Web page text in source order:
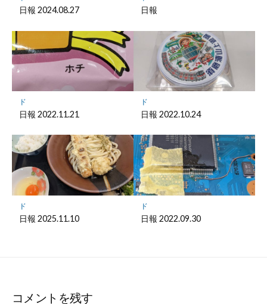
日報 2024.08.27 日報
ド
日報 2022.11.21
ド
日報 2022.10.24
ド
日報 2025.11.10
ド
日報 2022.09.30
コメントを残す